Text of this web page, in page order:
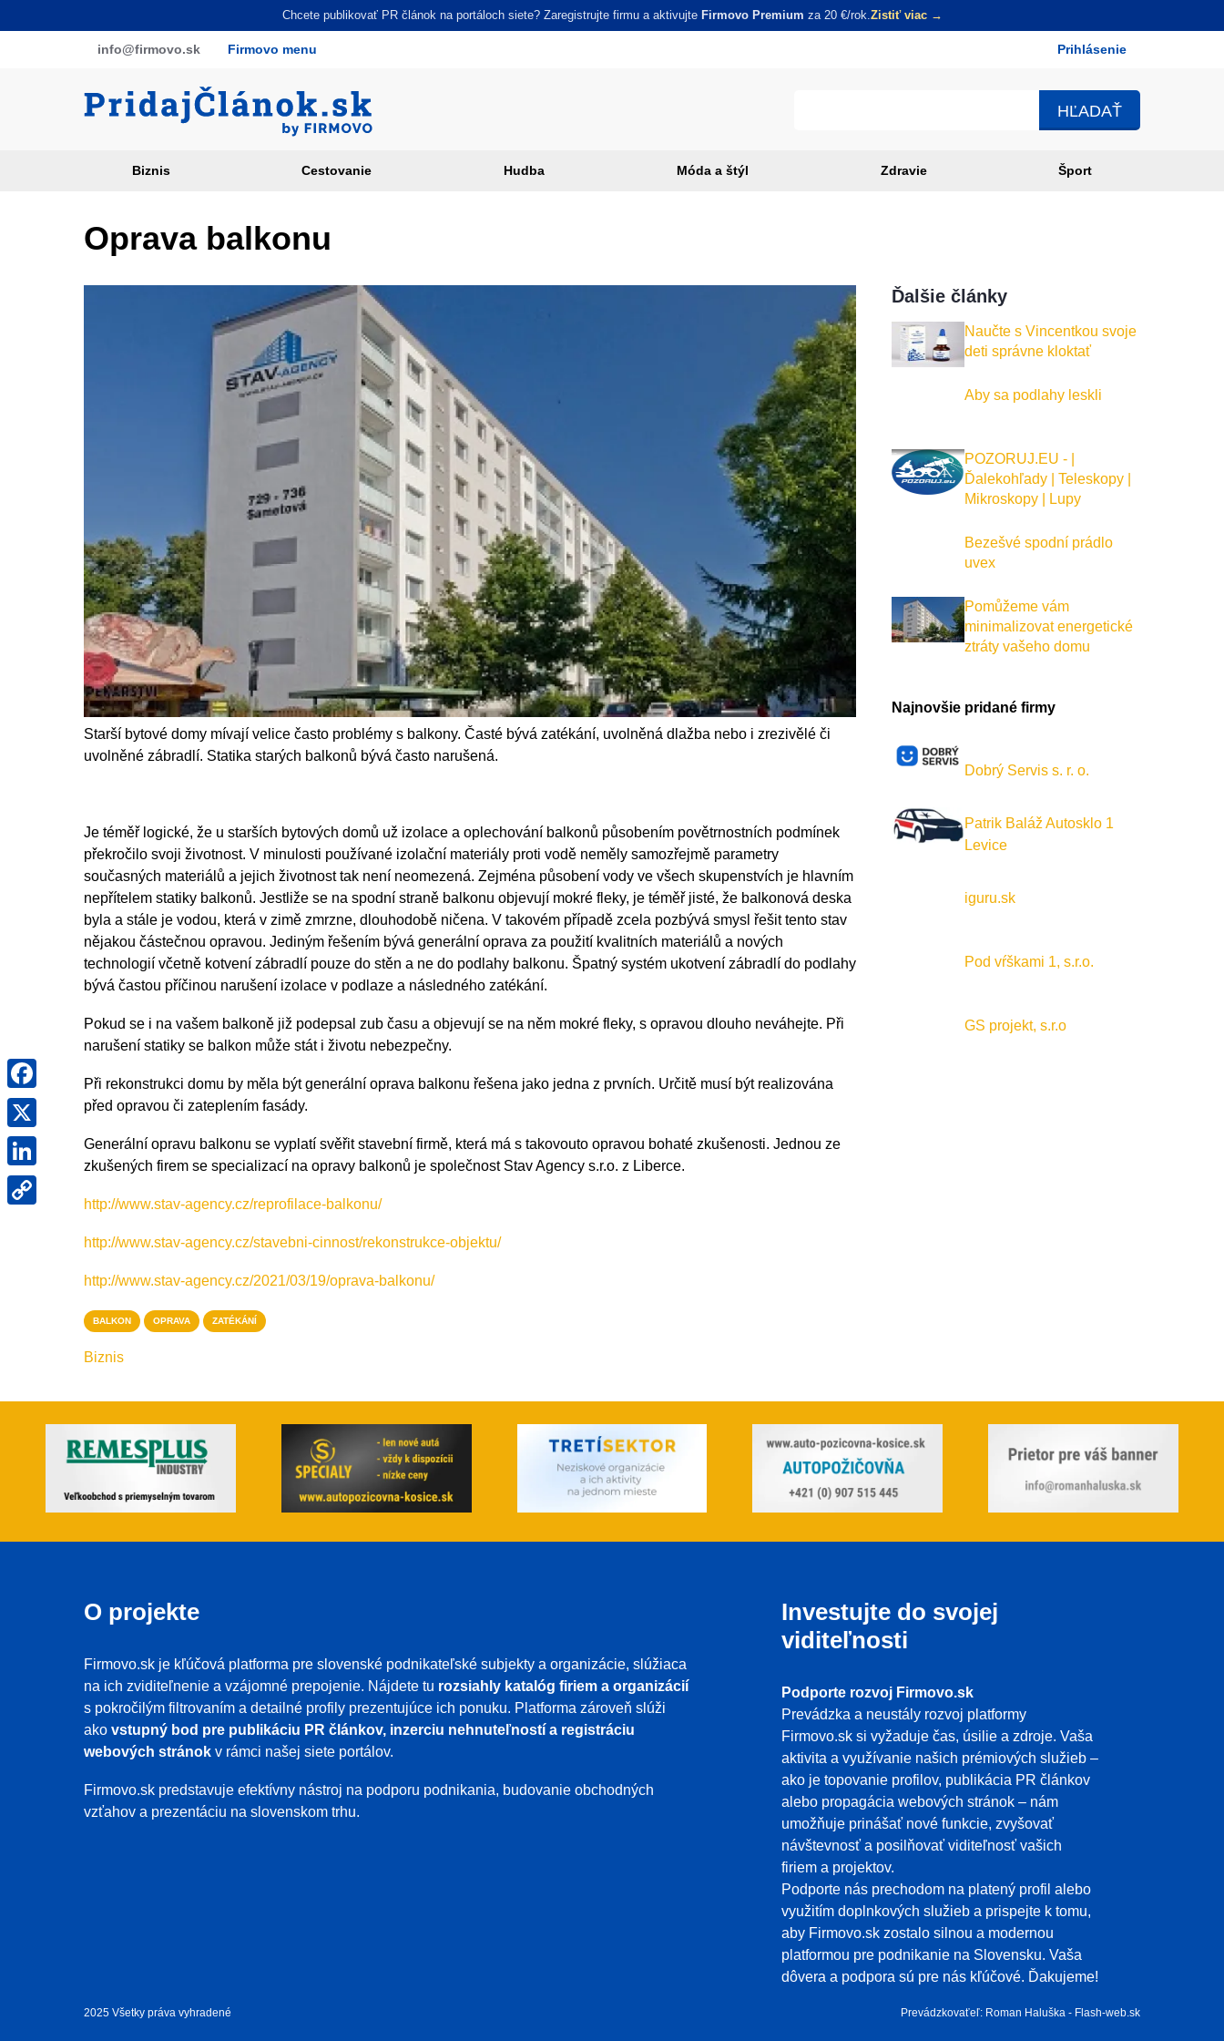
na
Chcete publikovať PR článok na portáloch siete? Zaregistrujte firmu a aktivujte Firmovo Premium za 20 €/rok.Zistiť viac →
info@firmovo.sk Firmovo menu
menu
Prihlásenie
Biznis Cestovanie Hudba Móda a štýl Zdravie Šport
Oprava balkonu
Starší bytové domy mívají velice často problémy s balkony. Časté bývá zatékání, uvolněná dlažba nebo i zrezivělé či
uvolněné zábradlí. Statika starých balkonů bývá často narušená.
Je téměř logické, že u starších bytových domů už izolace a oplechování balkonů působením povětrnostních podmínek
překročilo svoji životnost. V minulosti používané izolační materiály proti vodě neměly samozřejmě parametry
současných materiálů a jejich životnost tak není neomezená. Zejména působení vody ve všech skupenstvích je hlavním
nepřítelem statiky balkonů. Jestliže se na spodní straně balkonu objevují mokré fleky, je téměř jisté, že balkonová deska
byla a stále je vodou, která v zimě zmrzne, dlouhodobě ničena. V takovém případě zcela pozbývá smysl řešit tento stav
nějakou částečnou opravou. Jediným řešením bývá generální oprava za použití kvalitních materiálů a nových
technologií včetně kotvení zábradlí pouze do stěn a ne do podlahy balkonu. Špatný systém ukotvení zábradlí do podlahy
bývá častou příčinou narušení izolace v podlaze a následného zatékání.
Pokud se i na vašem balkoně již podepsal zub času a objevují se na něm mokré fleky, s opravou dlouho neváhejte. Při
narušení statiky se balkon může stát i životu nebezpečny.
Při rekonstrukci domu by měla být generální oprava balkonu řešena jako jedna z prvních. Určitě musí být realizována
před opravou či zateplením fasády.
Generální opravu balkonu se vyplatí svěřit stavební firmě, která má s takovouto opravou bohaté zkušenosti. Jednou ze
zkušených firem se specializací na opravy balkonů je společnost Stav Agency s.r.o. z Liberce.
http://www.stav-agency.cz/reprofilace-balkonu/
http://www.stav-agency.cz/stavebni-cinnost/rekonstrukce-objektu/
http://www.stav-agency.cz/2021/03/19/oprava-balkonu/
BALKON OPRAVA ZATÉKÁNÍ
Facebook
LinkedIn
Link
Biznis
Ďalšie články
Naučte s Vincentkou svoje
deti správne kloktať
Aby sa podlahy leskli
POZORUJ.EU - |
Ďalekohľady | Teleskopy |
Mikroskopy | Lupy
Bezešvé spodní prádlo
uvex
Pomůžeme vám
minimalizovat energetické
ztráty vašeho domu
Najnovšie pridané firmy
Dobrý Servis s. r. o.
Patrik Baláž Autosklo 1
Levice
iguru.sk
Pod vŕškami 1, s.r.o.
GS projekt, s.r.o
O projekte
Firmovo.sk je kľúčová platforma pre slovenské podnikateľské subjekty a organizácie, slúžiaca
na ich zviditeľnenie a vzájomné prepojenie. Nájdete tu rozsiahly katalóg firiem a organizácií
s pokročilým filtrovaním a detailné profily prezentujúce ich ponuku. Platforma zároveň slúži
ako vstupný bod pre publikáciu PR článkov, inzerciu nehnuteľností a registráciu
webových stránok v rámci našej siete portálov.
Firmovo.sk predstavuje efektívny nástroj na podporu podnikania, budovanie obchodných
vzťahov a prezentáciu na slovenskom trhu.
Investujte do svojej
viditeľnosti
Podporte rozvoj Firmovo.sk
Prevádzka a neustály rozvoj platformy
Firmovo.sk si vyžaduje čas, úsilie a zdroje. Vaša
aktivita a využívanie našich prémiových služieb –
ako je topovanie profilov, publikácia PR článkov
alebo propagácia webových stránok – nám
umožňuje prinášať nové funkcie, zvyšovať
návštevnosť a posilňovať viditeľnosť vašich
firiem a projektov.
Podporte nás prechodom na platený profil alebo
využitím doplnkových služieb a prispejte k tomu,
aby Firmovo.sk zostalo silnou a modernou
platformou pre podnikanie na Slovensku. Vaša
dôvera a podpora sú pre nás kľúčové. Ďakujeme!
2025 Všetky práva vyhradené Prevádzkovaťeľ: Roman Haluška - Flash-web.sk